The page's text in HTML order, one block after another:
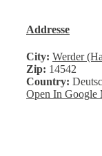
Addresse
City: Werder
Zip: 14542
Country:
Open In Google